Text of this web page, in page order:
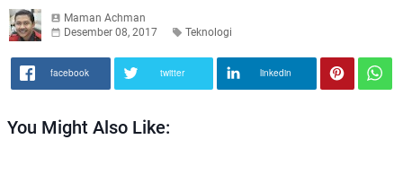
Maman Achman
Desember 08, 2017
Teknologi
facebook twitter linkedin
You Might Also Like: